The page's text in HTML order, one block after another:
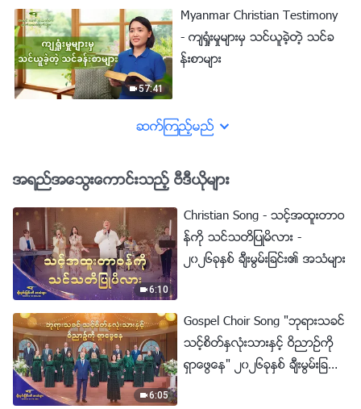
57:41
Myanmar Christian Testimony
- က်ရႈံးမႈမ်ားမွ သင္ယူခဲ့တဲ့ သင္ခ
န္းစာမ်ား
ဆက္ၾကည့္မည္
အရည္အေသြးေကာင္းသည့္ ဗီဒီယိုမ်ား
6:10
Christian Song - သင့္အထူးတာဝ
န္ကို သင္သတိျပဳမိလား -
၂၀၂၆ခုႏွစ္ ခ်ီးမြမ္းျခင္း၏ အသံမ်ား
6:05
Gospel Choir Song "ဘုရားသခင္
သင့္စိတ္ႏွလုံးသားႏွင့္ ဝိညာဥ္ကို
ရွာေဖြေန" ၂၀၂၆ခုႏွစ္ ခ်ီးမြမ္းျခ